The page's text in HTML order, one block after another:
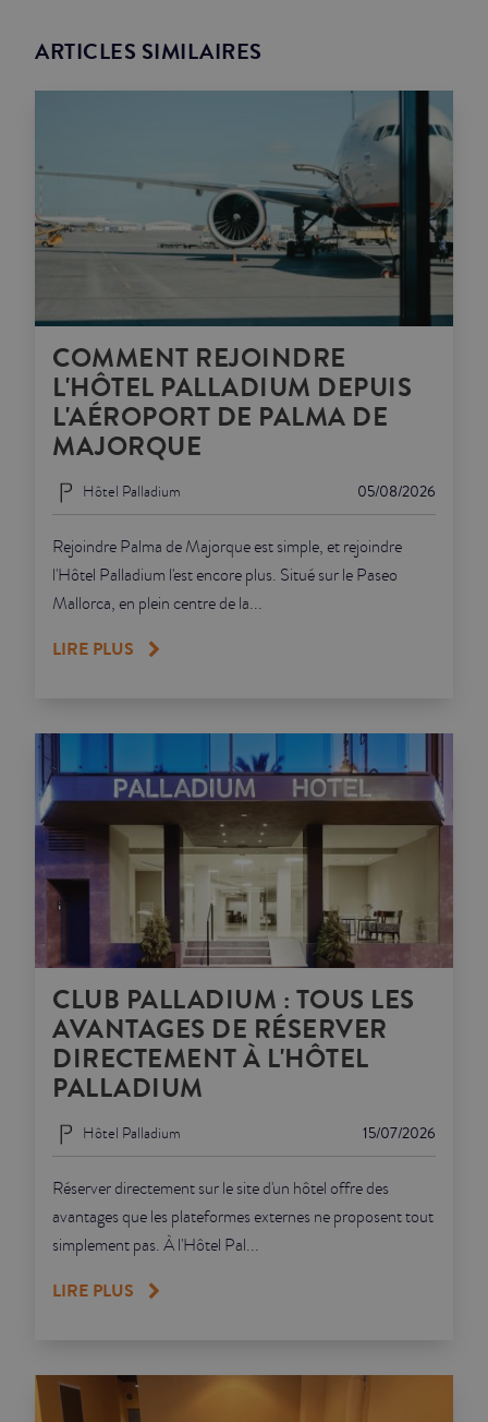
ARTICLES SIMILAIRES
COMMENT REJOINDRE
L'HÔTEL PALLADIUM DEPUIS
L'AÉROPORT DE PALMA DE
MAJORQUE
05/08/2026
Hôtel Palladium
Rejoindre Palma de Majorque est simple, et rejoindre
l'Hôtel Palladium l'est encore plus. Situé sur le Paseo
Mallorca, en plein centre de la...
LIRE PLUS
CLUB PALLADIUM : TOUS LES
AVANTAGES DE RÉSERVER
DIRECTEMENT À L'HÔTEL
PALLADIUM
15/07/2026
Hôtel Palladium
Réserver directement sur le site d'un hôtel offre des
avantages que les plateformes externes ne proposent tout
simplement pas. À l'Hôtel Pal...
LIRE PLUS